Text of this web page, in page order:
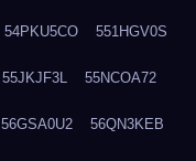
54PKU5CO 551HGV0S
55JKJF3L 55NCOA72
56GSA0U2 56QN3KEB